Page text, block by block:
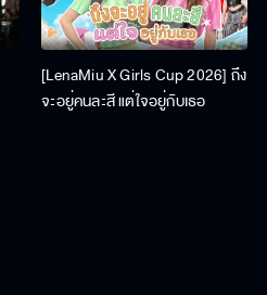
[LenaMiu X Girls Cup 2026] ถึง
จะอยู่คนละสี แต่ใจอยู่กับเธอ